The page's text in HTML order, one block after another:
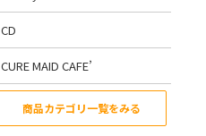
CD
CURE MAID CAFE’
商品カテゴリ一覧をみる